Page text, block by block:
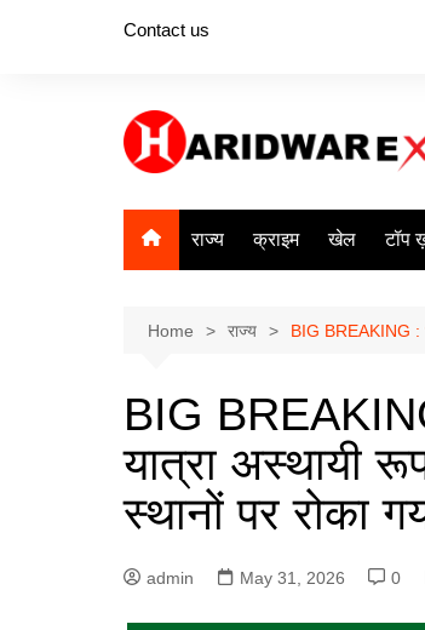
Contact us
राज्य क्राइम खेल टॉप
Home राज्य BIG BREAKING :
BIG
यात्रा अस्थायी
स्थानों पर रोका
admin May 31, 2026 0